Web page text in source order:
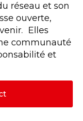
réseau et son
ouverte,
Elles
communauté
et